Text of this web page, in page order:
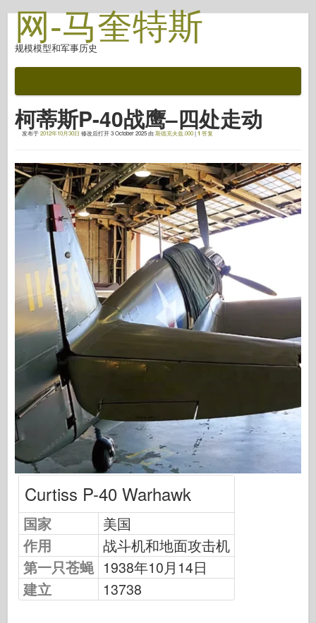
网-马奎特斯
规模模型和军事历史
战斗后
自动对焦武器
盔甲照片画廊
简介中的盔甲
协和
螺母和螺栓
新先锋
鱼鹰模型
鱼鹰出版
中队信号
坦克功率
卡车和坦克
瓦芬-阿森纳
威道尼奇二军
马奎特斯
学院
阿夫夫俱乐部
空气修复
空军
AZ 模型
黑狗
柯蒂斯P-40战鹰–四处走动
发布于2012年10月30日 修改后打开3 October 2025由斯德克夫兹.000|1 答复
Curtiss P-40 Warhawk
国家
美国
作用
战斗机和地面攻击机
第一只苍蝇 1938年10月14日
建立
13738